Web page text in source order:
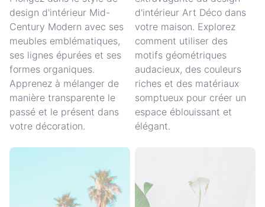
design d'intérieur Mid-
Century Modern avec ses
meubles emblématiques,
ses lignes épurées et ses
formes organiques.
Apprenez à mélanger de
manière transparente le
passé et le présent dans
votre décoration.
d'intérieur Art Déco dans
votre maison. Explorez
comment utiliser des
motifs géométriques
audacieux, des couleurs
riches et des matériaux
somptueux pour créer un
espace éblouissant et
élégant.